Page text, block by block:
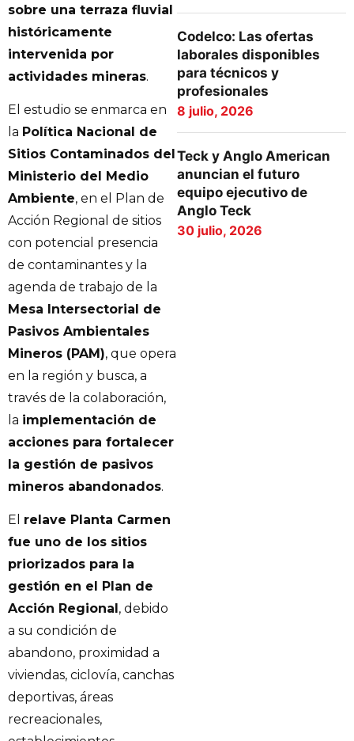
sobre una terraza fluvial
históricamente
intervenida por
actividades mineras.
El estudio se enmarca en
la Política Nacional de
Sitios Contaminados del
Ministerio del Medio
Ambiente, en el Plan de
Acción Regional de sitios
con potencial presencia
de contaminantes y la
agenda de trabajo de la
Mesa Intersectorial de
Pasivos Ambientales
Mineros (PAM), que opera
en la región y busca, a
través de la colaboración,
la implementación de
acciones para fortalecer
la gestión de pasivos
mineros abandonados.
El relave Planta Carmen
fue uno de los sitios
priorizados para la
gestión en el Plan de
Acción Regional , debido
a su condición de
abandono, proximidad a
viviendas, ciclovía, canchas
deportivas, áreas
recreacionales,
Codelco: Las ofertas
laborales disponibles
para técnicos y
profesionales
8 julio, 2026
Teck y Anglo American
anuncian el futuro
equipo ejecutivo de
Anglo Teck
30 julio, 2026